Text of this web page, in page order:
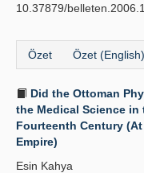
10.37879/
Özet Özet (English)
Did the Ottoman
the Medical Science in
Fourteenth Century
Empire)
Esin Kahya